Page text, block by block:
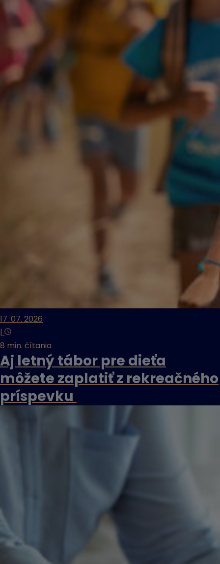
17. 07. 2026
|
8 min. čítania
Aj letný tábor pre dieťa
môžete zaplatiť z rekreačného
príspevku